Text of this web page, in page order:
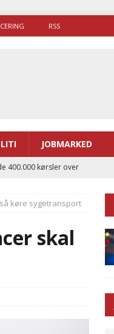
RSS
JOBMARKED
400.000 kørsler over
PRÆHOSPITAL
af sted i 2025
kompleks
køre sygetransport
skal